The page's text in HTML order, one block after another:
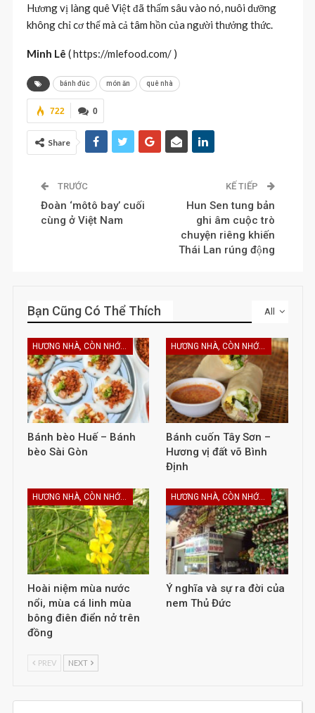
Hương vị làng quê Việt đã thấm sâu vào nó, nuôi dưỡng
không chỉ cơ thể mà cả tâm hồn của người thưởng thức.
Minh Lê ( https://mlefood.com/ )
bánh đúc món ăn quê nhà
0
722
Share
TRƯỚC
Đoàn ‘môtô bay’ cuối
cùng ở Việt Nam
KẾ TIẾP
Hun Sen tung bản
ghi âm cuộc trò
chuyện riêng khiến
Thái Lan rúng động
All
Bạn Cũng Có Thể Thích
HƯƠNG NHÀ, CÒN NHỚ KHÔNG EM
Bánh bèo Huế – Bánh
bèo Sài Gòn
HƯƠNG NHÀ, CÒN NHỚ KHÔNG EM
Bánh cuốn Tây Sơn –
Hương vị đất võ Bình
Định
HƯƠNG NHÀ, CÒN NHỚ KHÔNG EM
Hoài niệm mùa nước
nổi, mùa cá linh mùa
bông điên điển nở trên
đồng
HƯƠNG NHÀ, CÒN NHỚ KHÔNG EM
Ý nghĩa và sự ra đời của
nem Thủ Đức
PREV NEXT